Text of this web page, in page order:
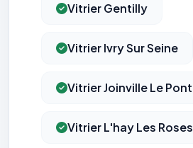
Vitrier Gentilly
Vitrier Ivry Sur Seine
Vitrier Joinville Le Pont
Vitrier L'hay Les Roses